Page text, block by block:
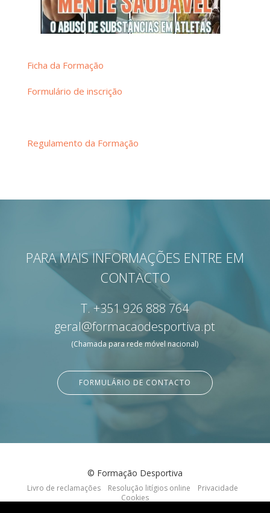
Ficha da Formação
Formulário de inscrição
Regulamento da Formação
PARA MAIS INFORMAÇÕES ENTRE EM
CONTACTO
T.+351 926 888 764
geral@formacaodesportiva.pt
(Chamada para rede móvel nacional)
FORMULÁRIO DE CONTACTO
© Formação Desportiva
Livro de reclamações Resolução litígios online
Privacidade
Cookies